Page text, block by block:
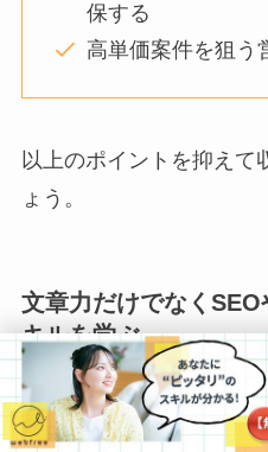
保する
高単価案件を狙う
以上のポイントを抑えて
ょう。
文章力だけでなく
キルを学ぶ
高単価案件を得て収入を